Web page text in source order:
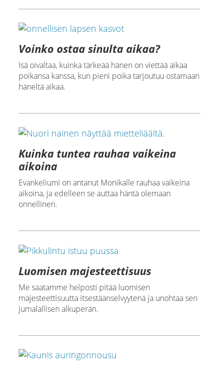
Voinko ostaa sinulta aikaa?
Isä oivaltaa, kuinka tärkeää hänen on viettää aikaa
poikansa kanssa, kun pieni poika tarjoutuu ostamaan
häneltä aikaa.
Kuinka tuntea rauhaa vaikeina
aikoina
Evankeliumi on antanut Monikalle rauhaa vaikeina
aikoina, ja edelleen se auttaa häntä olemaan
onnellinen.
Luomisen majesteettisuus
Me saatamme helposti pitää luomisen
majesteettisuutta itsestäänselvyytenä ja unohtaa sen
jumalallisen alkuperän.